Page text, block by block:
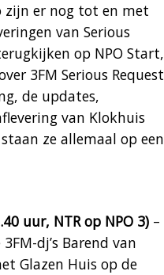
zijn er nog tot en met
van Serious
op NPO Start,
3FM Serious Request
de updates,
van Klokhuis
ze allemaal op een
uur, NTR op NPO 3) –
dj’s Barend van
Glazen Huis op de